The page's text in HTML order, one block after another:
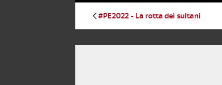
#PE2022 - La rotta dei sultani